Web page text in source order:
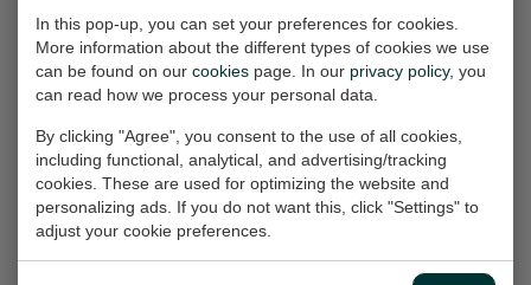
In this pop-up, you can set your preferences for cookies.
More information about the different types of cookies we use
can be found on our cookies page. In our privacy policy, you
can read how we process your personal data.
By clicking "Agree", you consent to the use of all cookies,
including functional, analytical, and advertising/tracking
cookies. These are used for optimizing the website and
personalizing ads. If you do not want this, click "Settings" to
adjust your cookie preferences.
the serie Icons:
Death or Alive
Painting, 40x50 cm
(w/h)
Såld
Painting, 60x60 cm
(w/h)
€120,-
Coloured rain
Painting, 50x70 cm
(w/h)
Daydreaming
(w/h)